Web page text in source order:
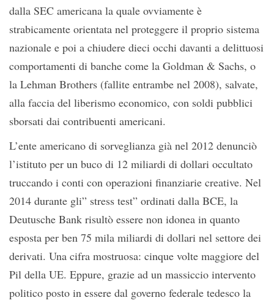
dalla SEC americana la quale ovviamente è
strabicamente orientata nel proteggere il proprio sistema
nazionale e poi a chiudere dieci occhi davanti a delittuosi
comportamenti di banche come la Goldman & Sachs, o
la Lehman Brothers (fallite entrambe nel 2008), salvate,
alla faccia del liberismo economico, con soldi pubblici
sborsati dai contribuenti americani.
L’ente americano di sorveglianza già nel 2012 denunciò
l’istituto per un buco di 12 miliardi di dollari occultato
truccando i conti con operazioni finanziarie creative. Nel
2014 durante gli” stress test” ordinati dalla BCE, la
Deutusche Bank risultò essere non idonea in quanto
esposta per ben 75 mila miliardi di dollari nel settore dei
derivati. Una cifra mostruosa: cinque volte maggiore del
Pil della UE. Eppure, grazie ad un massiccio intervento
politico posto in essere dal governo federale tedesco la